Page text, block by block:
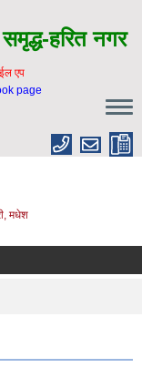
हरित नगर
एप
page
मधेश